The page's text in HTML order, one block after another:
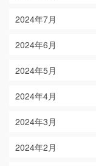
2024年7月
2024年6月
2024年5月
2024年4月
2024年3月
2024年2月